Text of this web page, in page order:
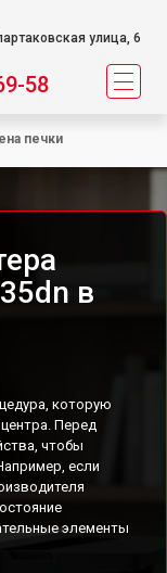
улица, 6
58
печки
в
которую
Перед
чтобы
если
элементы